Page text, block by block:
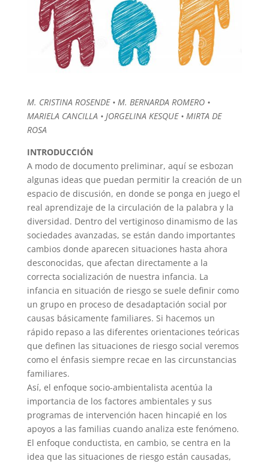
M. CRISTINA ROSENDE • M. BERNARDA ROMERO •
MARIELA CANCILLA • JORGELINA KESQUE • MIRTA DE
ROSA
INTRODUCCIÓN
A modo de documento preliminar, aquí se esbozan
algunas ideas que puedan permitir la creación de un
espacio de discusión, en donde se ponga en juego el
real aprendizaje de la circulación de la palabra y la
diversidad. Dentro del vertiginoso dinamismo de las
sociedades avanzadas, se están dando importantes
cambios donde aparecen situaciones hasta ahora
desconocidas, que afectan directamente a la
correcta socialización de nuestra infancia. La
infancia en situación de riesgo se suele definir como
un grupo en proceso de desadaptación social por
causas básicamente familiares. Si hacemos un
rápido repaso a las diferentes orientaciones teóricas
que definen las situaciones de riesgo social veremos
como el énfasis siempre recae en las circunstancias
familiares.
Así, el enfoque socio-ambientalista acentúa la
importancia de los factores ambientales y sus
programas de intervención hacen hincapié en los
apoyos a las familias cuando analiza este fenómeno.
El enfoque conductista, en cambio, se centra en la
idea que las situaciones de riesgo están causadas,